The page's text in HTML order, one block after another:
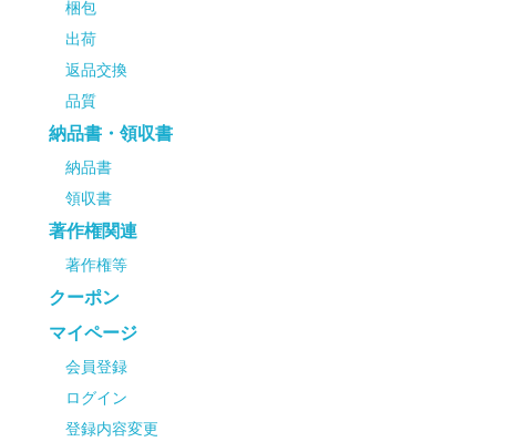
梱包
出荷
返品交換
品質
納品書・領収書
納品書
領収書
著作権関連
著作権等
クーポン
マイページ
会員登録
ログイン
登録内容変更